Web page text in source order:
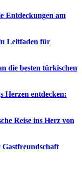
Entdeckungen am
Leitfaden für
die besten türkischen
Herzen entdecken:
Reise ins Herz von